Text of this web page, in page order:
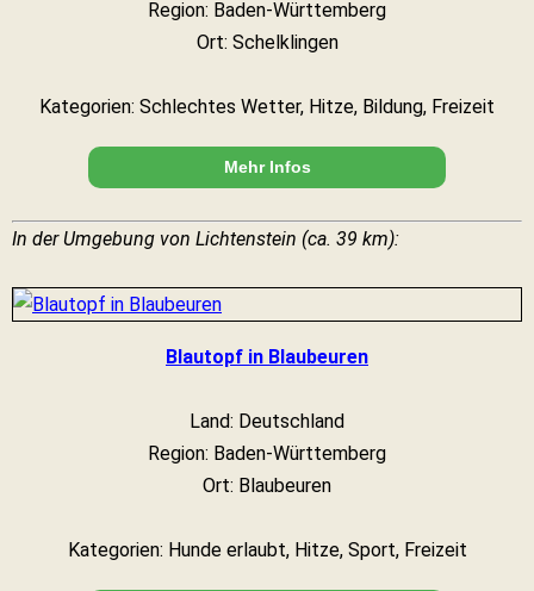
Region: Baden-Württemberg
Ort: Schelklingen
Kategorien: Schlechtes Wetter, Hitze, Bildung, Freizeit
Mehr Infos
In der Umgebung von Lichtenstein (ca. 39 km):
Blautopf in Blaubeuren
Land: Deutschland
Region: Baden-Württemberg
Ort: Blaubeuren
Kategorien: Hunde erlaubt, Hitze, Sport, Freizeit